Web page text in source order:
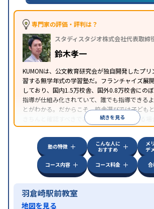
専門家の評価・評判は？
スタディスタジオ株式会社代表取締
鈴木孝一
KUMONは、公文教育研究会が独自開発したプ
習する無学年式の学習塾だ。フランチャイズ展
しており、国内1.5万校舎、国外0.8万校舎にの
指導が仕組み化されていて、誰でも指導できる
とがわかる。だからこそ、校舎選びでは子ども
きちんと確認すべきである。近所に2校舎ある場
方見学してみることをオススメする。
続きを見る
塾の特徴
こんな人に
おすすめ
メ
デ
コース内容
コース料金
羽倉崎駅前教室
地図を見る